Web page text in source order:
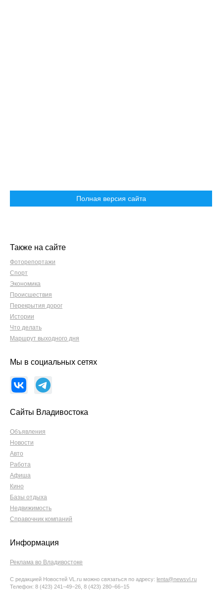
Полная версия сайта
Также на сайте
Фоторепортажи
Спорт
Экономика
Происшествия
Перекрытия дорог
Истории
Что делать
Маршрут выходного дня
Мы в социальных сетях
Сайты Владивостока
Объявления
Новости
Авто
Работа
Афиша
Кино
Базы отдыха
Недвижимость
Справочник компаний
Информация
Реклама во Владивостоке
С редакцией Новостей VL.ru можно связаться по адресу: lenta@newsvl.ru
Телефон: 8 (423) 241−49−26, 8 (423) 280−66−15